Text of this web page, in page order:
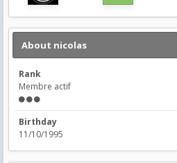
About nicolas
Rank
Membre actif
Birthday
11/10/1995